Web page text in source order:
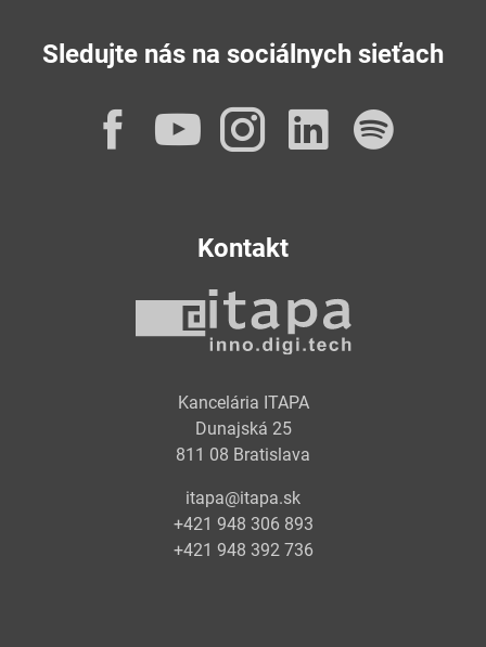
Sledujte nás na sociálnych sieťach
Facebook
YouTube
Instagram
Kontakt
Kancelária ITAPA
Dunajská 25
811 08 Bratislava
itapa@itapa.sk
+421 948 306 893
+421 948 392 736